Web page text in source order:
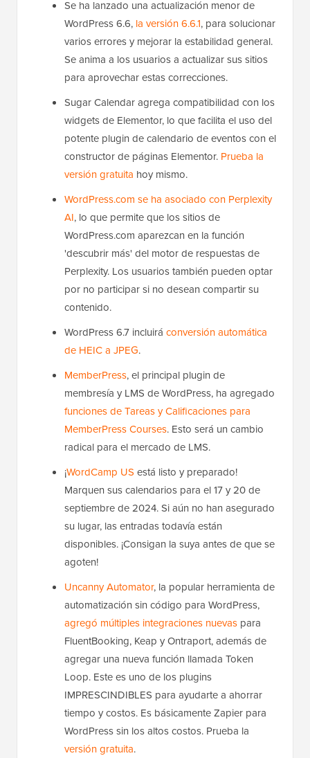
Se ha lanzado una actualización menor de
WordPress 6.6, la versión 6.6.1, para solucionar
varios errores y mejorar la estabilidad general.
Se anima a los usuarios a actualizar sus sitios
para aprovechar estas correcciones.
Sugar Calendar agrega compatibilidad con los
widgets de Elementor, lo que facilita el uso del
potente plugin de calendario de eventos con el
constructor de páginas Elementor. Prueba la
versión gratuita hoy mismo.
WordPress.com se ha asociado con Perplexity
AI, lo que permite que los sitios de
WordPress.com aparezcan en la función
'descubrir más' del motor de respuestas de
Perplexity. Los usuarios también pueden optar
por no participar si no desean compartir su
contenido.
WordPress 6.7 incluirá conversión automática
de HEIC a JPEG.
MemberPress, el principal plugin de
membresía y LMS de WordPress, ha agregado
funciones de Tareas y Calificaciones para
MemberPress Courses. Esto será un cambio
radical para el mercado de LMS.
¡WordCamp US está listo y preparado!
Marquen sus calendarios para el 17 y 20 de
septiembre de 2024. Si aún no han asegurado
su lugar, las entradas todavía están
disponibles. ¡Consigan la suya antes de que se
agoten!
Uncanny Automator, la popular herramienta de
automatización sin código para WordPress,
agregó múltiples integraciones nuevas para
FluentBooking, Keap y Ontraport, además de
agregar una nueva función llamada Token
Loop. Este es uno de los plugins
IMPRESCINDIBLES para ayudarte a ahorrar
tiempo y costos. Es básicamente Zapier para
WordPress sin los altos costos. Prueba la
versión gratuita.